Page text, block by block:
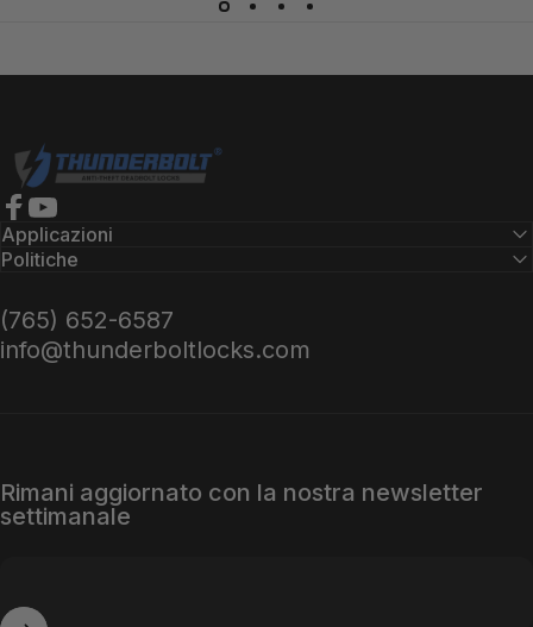
Serrature Thunderbolt
Facebook
YouTube
Applicazioni
Politiche
(765) 652-6587
info@thunderboltlocks.com
Rimani aggiornato con la nostra newsletter
settimanale